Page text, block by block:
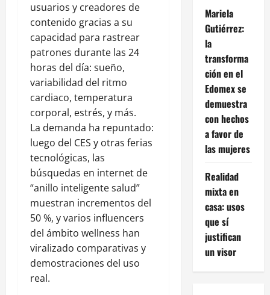
usuarios y creadores de
contenido gracias a su
capacidad para rastrear
patrones durante las 24
horas del día: sueño,
variabilidad del ritmo
cardiaco, temperatura
corporal, estrés, y más.
La demanda ha repuntado:
luego del CES y otras ferias
tecnológicas, las
búsquedas en internet de
“anillo inteligente salud”
muestran incrementos del
50 %, y varios influencers
del ámbito wellness han
viralizado comparativas y
demostraciones del uso
real.
Mariela
Gutiérrez:
la
transforma
ción en el
Edomex se
demuestra
con hechos
a favor de
las mujeres
Realidad
mixta en
casa: usos
que sí
justifican
un visor